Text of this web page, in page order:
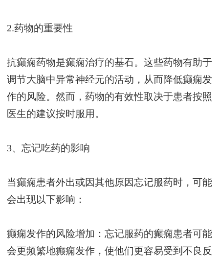
2.药物的重要性
抗癫痫药物是癫痫治疗的基石。这些药物有助于
调节大脑中异常神经元的活动，从而降低癫痫发
作的风险。然而，药物的有效性取决于患者按照
医生的建议按时服用。
3、忘记吃药的影响
当癫痫患者外出或因其他原因忘记服药时，可能
会出现以下影响：
癫痫发作的风险增加：忘记服药的癫痫患者可能
会更频繁地癫痫发作，使他们更容易受到不良反